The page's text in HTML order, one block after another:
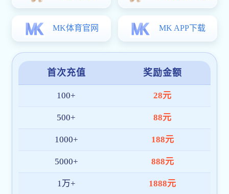
客厅电动可伸缩沙发椅